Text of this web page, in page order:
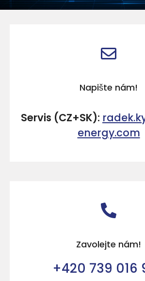
Napište nám!
Servis (CZ+SK):
energy.com
Zavolejte nám!
+420 739 016